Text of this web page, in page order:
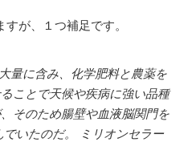
が、１つ補足です。
量に含み、化学肥料と農薬を
ことで天候や疾病に強い品種
そのため腸壁や血液脳関門を
いたのだ。 ミリオンセラー